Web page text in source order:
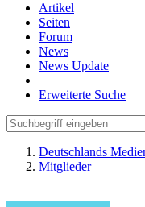
Artikel
Seiten
Forum
News
News Update
Erweiterte Suche
Deutschlands
Mitglieder